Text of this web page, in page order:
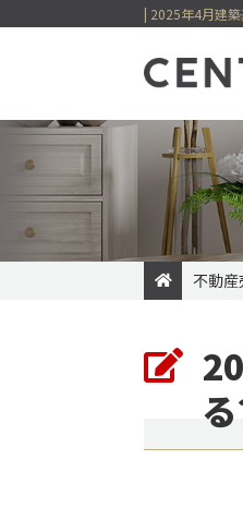
新着物件
今すぐ見ら
不動産
る